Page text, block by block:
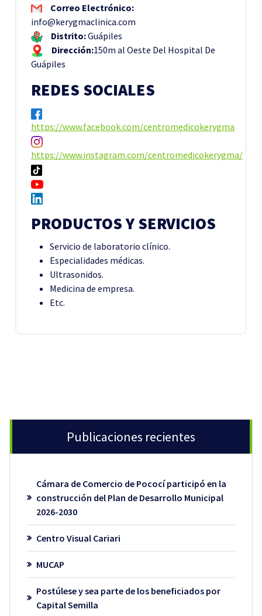
Correo Electrónico:
info@kerygmaclinica.com
Distrito:Guápiles
Dirección:150m al Oeste Del Hospital De
Guápiles
REDES SOCIALES
https://www.facebook.com/centromedicokerygma
https://www.instagram.com/centromedicokerygma/
PRODUCTOS Y SERVICIOS
Servicio de laboratorio clínico.
Especialidades médicas.
Ultrasonidos.
Medicina de empresa.
Etc.
Publicaciones recientes
Cámara de Comercio de Pococí participó en la
construcción del Plan de Desarrollo Municipal
2026-2030
Centro Visual Cariari
MUCAP
Postúlese y sea parte de los beneficiados por
Capital Semilla